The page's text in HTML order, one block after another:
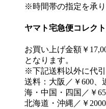
※時間帯の指定を承り
ヤマト宅急便コレク
お買い上げ金額￥
となります。
※下記送料以外に代引
送料：大阪／￥600、
海・中国・四国／￥
北海道・沖縄／￥2000